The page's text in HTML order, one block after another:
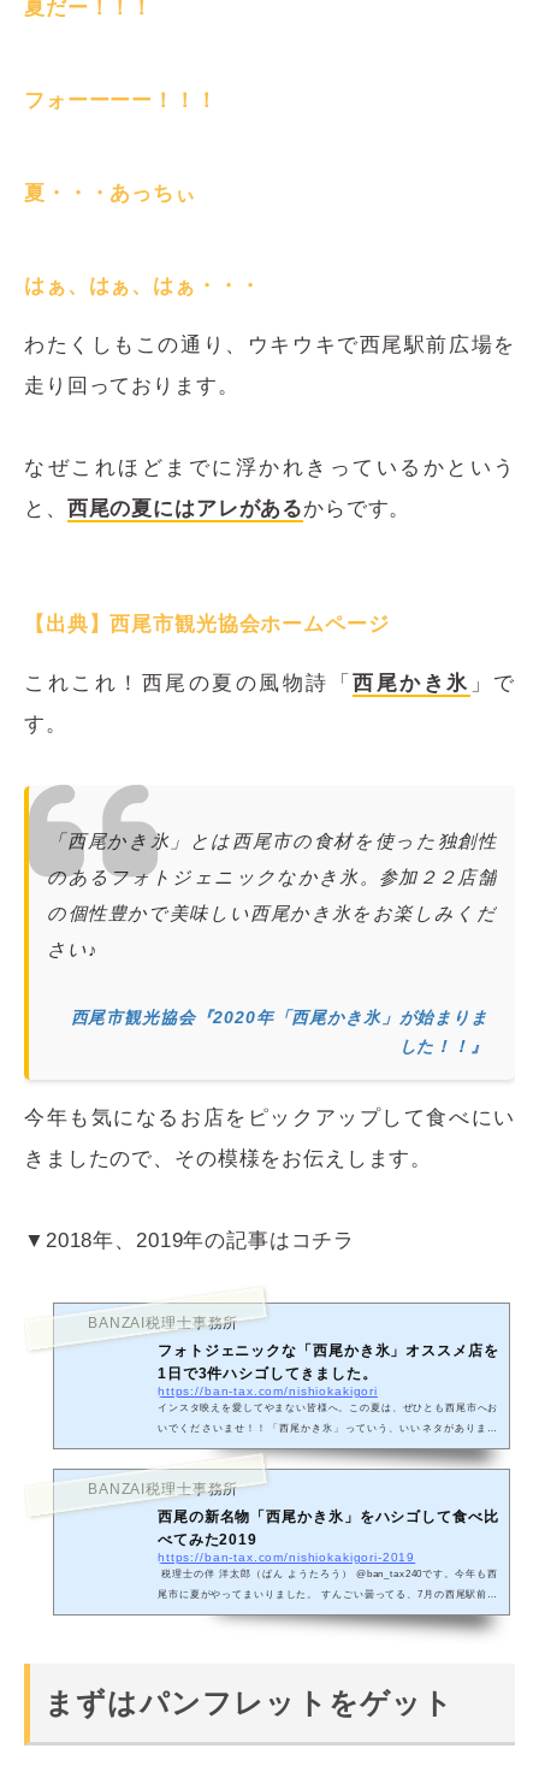
夏だー！！！
フォーーーー！！！
夏・・・あっちぃ
はぁ、はぁ、はぁ・・・
わたくしもこの通り、ウキウキで西尾駅前広場を
走り回っております。
なぜこれほどまでに浮かれきっているかという
と、 西尾の夏にはアレがあるからです。
【出典】西尾市観光協会ホームページ
これこれ！西尾の夏の風物詩「西尾かき氷 」で
す。
「西尾かき氷」とは西尾市の食材を使った独創性
のあるフォトジェニックなかき氷。参加２２店舗
の個性豊かで美味しい西尾かき氷をお楽しみくだ
さい♪
西尾市観光協会『2020年「西尾かき氷」が始まりま
した！！』
今年も気になるお店をピックアップして食べにい
きましたので、その模様をお伝えします。
▼2018年、2019年の記事はコチラ
BANZAI税理士事務所
フォトジェニックな「西尾かき氷」オススメ店を
1日で3件ハシゴしてきました。
https://ban-tax.com/nishiokakigori
インスタ映えを愛してやまない皆様へ。この夏は、ぜひとも西尾市へお
いでくださいませ！！「西尾かき氷」っていう、いいネタがあります
よ。西尾かき氷とは税理士の伴 洋太郎（ばん ようたろう）@ban_ta
x240です...
BANZAI税理士事務所
西尾の新名物「西尾かき氷」をハシゴして食べ比
べてみた2019
https://ban-tax.com/nishiokakigori-2019
税理士の伴 洋太郎（ばん ようたろう） @ban_tax240です。今年も西
尾市に夏がやってまいりました。 すんごい曇ってる、7月の西尾駅前夏
ってのはこう、テンション上がりますよね。 曇天の下、夏気分を表現
まずはパンフレットをゲット